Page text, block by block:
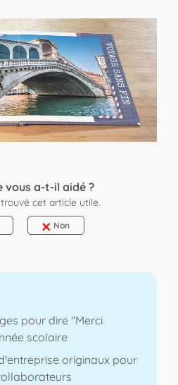
vous a-t-il aidé ?
cet article utile.
Non
pour dire "Merci
scolaire
originaux pour